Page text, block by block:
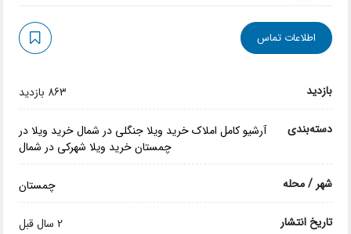
اطلاعات تماس
بازدید 863 بازدید
دسته‌بندی آرشیو کامل املاک خرید ویلا جنگلی در شمال خرید ویلا در
چمستان خرید ویلا شهرکی در شمال
شهر / محله چمستان
تاریخ انتشار 2 سال قبل